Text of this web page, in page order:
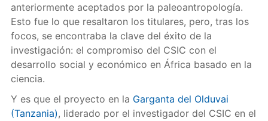
anteriormente aceptados por la paleoantropología.
Esto fue lo que resaltaron los titulares, pero, tras los
focos, se encontraba la clave del éxito de la
investigación: el compromiso del CSIC con el
desarrollo social y económico en África basado en la
ciencia.
Y es que el proyecto en la Garganta del Olduvai
(Tanzania), liderado por el investigador del CSIC en el